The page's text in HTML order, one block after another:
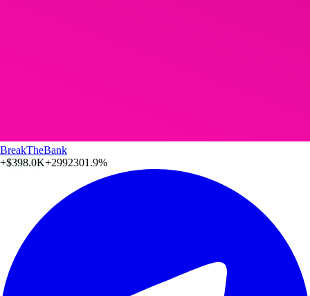
BreakTheBank
+$398.0K+2992301.9%